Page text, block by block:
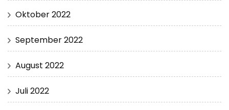
Oktober 2022
September 2022
August 2022
Juli 2022